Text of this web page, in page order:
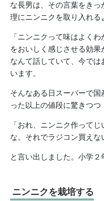
な長男は、その言葉をき
理にニンニクを取り入れる
「ニンニクって味はよく
をおいしく感じさせる効果
なんて話していて、今で
います。
そんなある日スーパーで
った以上の値段に驚きつつ
「おれ、ニンニク作って
な。それでラジコン買えな
と言い出しました。小学２
ニンニクを栽培する